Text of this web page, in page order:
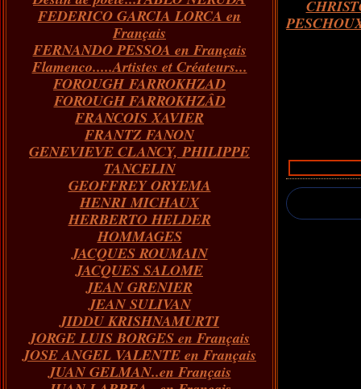
FEDERICO GARCIA LORCA en
Français
FERNANDO PESSOA en Français
Flamenco.....Artistes et Créateurs...
FOROUGH FARROKHZAD
FOROUGH FARROKHZÂD
FRANCOIS XAVIER
FRANTZ FANON
GENEVIEVE CLANCY, PHILIPPE
TANCELIN
GEOFFREY ORYEMA
HENRI MICHAUX
HERBERTO HELDER
HOMMAGES
JACQUES ROUMAIN
JACQUES SALOME
JEAN GRENIER
JEAN SULIVAN
JIDDU KRISHNAMURTI
JORGE LUIS BORGES en Français
JOSE ANGEL VALENTE en Français
JUAN GELMAN..en Français